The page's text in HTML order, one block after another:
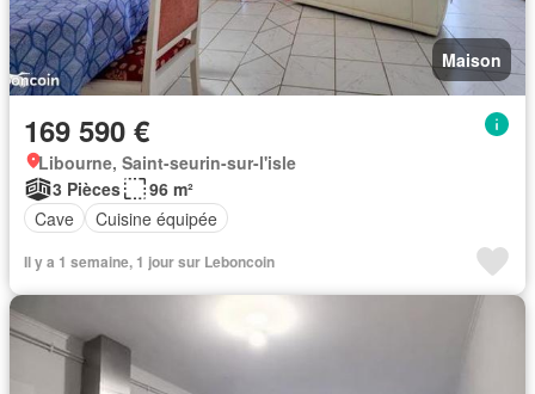
Maison
169 590 €
Libourne, Saint-seurin-sur-l'isle
3 Pièces
96 m²
Cave
Cuisine équipée
Il y a 1 semaine, 1 jour sur Leboncoin